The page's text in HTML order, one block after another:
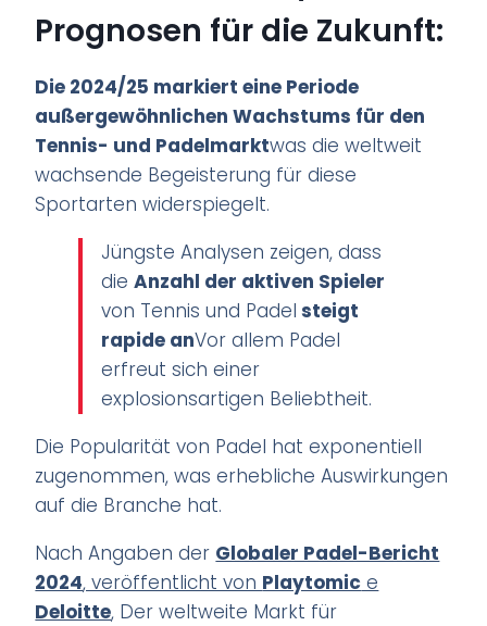
Prognosen für die Zukunft:
Die 2024/25 markiert eine Periode
außergewöhnlichen Wachstums für den
Tennis- und Padelmarktwas die weltweit
wachsende Begeisterung für diese
Sportarten widerspiegelt.
Jüngste Analysen zeigen, dass
dieAnzahl der aktiven Spieler
von Tennis und Padel steigt
rapide anVor allem Padel
erfreut sich einer
explosionsartigen Beliebtheit.
Die Popularität von Padel hat exponentiell
zugenommen, was erhebliche Auswirkungen
auf die Branche hat.
Nach Angaben der Globaler Padel-Bericht
2024, veröffentlicht von Playtomic e
Deloitte, Der weltweite Markt für